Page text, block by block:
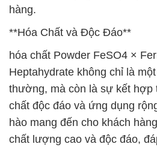
hàng.
**Hóa Chất và Độc Đáo**
hóa chất Powder FeSO4 ×
Heptahydrate không chỉ là
thường, mà còn là sự kết hợp
chất độc đáo và ứng dụng
hào mang đến cho khách
chất lượng cao và độc đáo,